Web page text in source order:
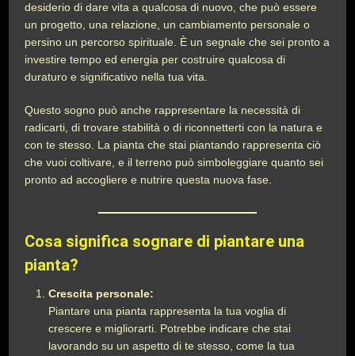
desiderio di dare vita a qualcosa di nuovo, che può essere
un progetto, una relazione, un cambiamento personale o
persino un percorso spirituale. È un segnale che sei pronto a
investire tempo ed energia per costruire qualcosa di
duraturo e significativo nella tua vita.
Questo sogno può anche rappresentare la necessità di
radicarti, di trovare stabilità o di riconnetterti con la natura e
con te stesso. La pianta che stai piantando rappresenta ciò
che vuoi coltivare, e il terreno può simboleggiare quanto sei
pronto ad accogliere e nutrire questa nuova fase.
Cosa significa sognare di piantare una
pianta?
Crescita personale:
Piantare una pianta rappresenta la tua voglia di
crescere e migliorarti. Potrebbe indicare che stai
lavorando su un aspetto di te stesso, come la tua